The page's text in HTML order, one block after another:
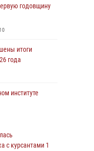
годовщину
10
итоги
года
институте
военного
с курсантами 1